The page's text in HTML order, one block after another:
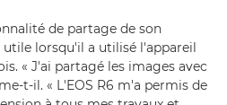
de partage de son
lorsqu'il a utilisé l'appareil
« J'ai partagé les images avec
t-il. « L'EOS R6 m'a permis de